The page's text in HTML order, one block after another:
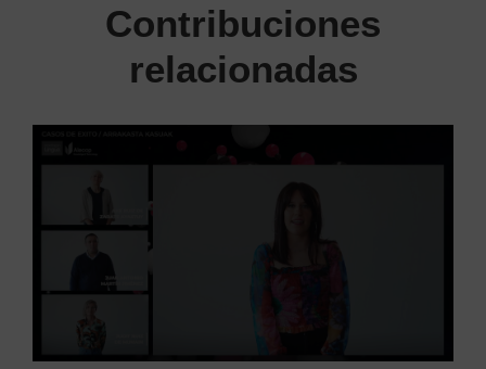
Contribuciones
relacionadas